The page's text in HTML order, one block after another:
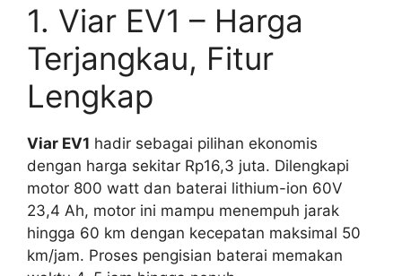
1. Viar EV1 – Harga
Terjangkau, Fitur
Lengkap
Viar EV1 hadir sebagai pilihan ekonomis
dengan harga sekitar Rp16,3 juta. Dilengkapi
motor 800 watt dan baterai lithium-ion 60V
23,4 Ah, motor ini mampu menempuh jarak
hingga 60 km dengan kecepatan maksimal 50
km/jam. Proses pengisian baterai memakan